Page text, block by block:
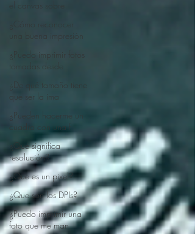
una buena impresión
¿Puedo imprimir fotos
tomadas desde
¿De qué tamaño tiene
que ser la ima
¿Pueden hacerme un
cuadro con una f
¿Qué significa
resolución?
¿Que es un pixel?
¿Que son los DPIs?
¿Puedo imprimir una
foto que me man